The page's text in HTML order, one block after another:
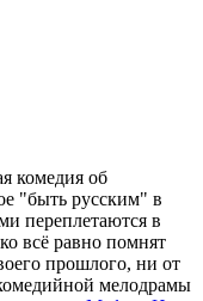
комедия об
"быть русским" в
переплетаются в
всё равно помнят
прошлого, ни от
мелодрамы